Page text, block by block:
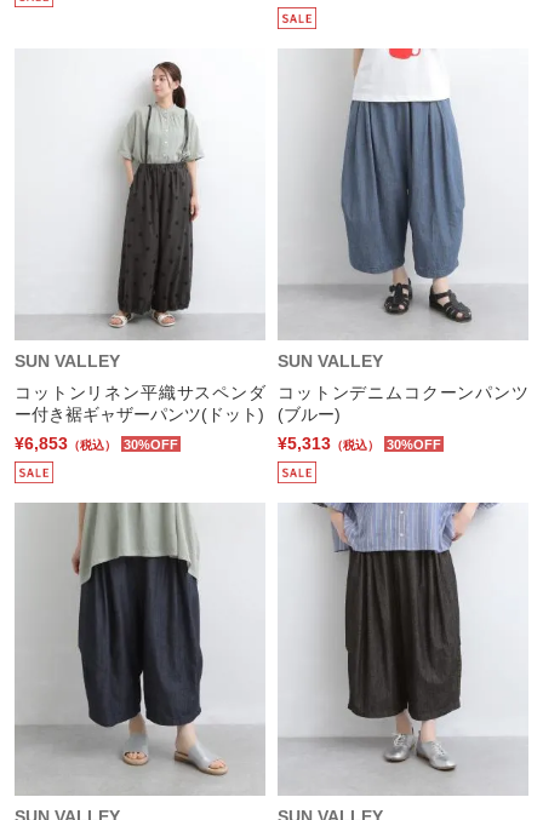
SUN VALLEY
コットンリネン平織サスペンダ
ー付き裾ギャザーパンツ(ドット)
¥6,853 （税込） 30%OFF
SUN VALLEY
コットンデニムコクーンパンツ
(ブルー)
¥5,313 （税込） 30%OFF